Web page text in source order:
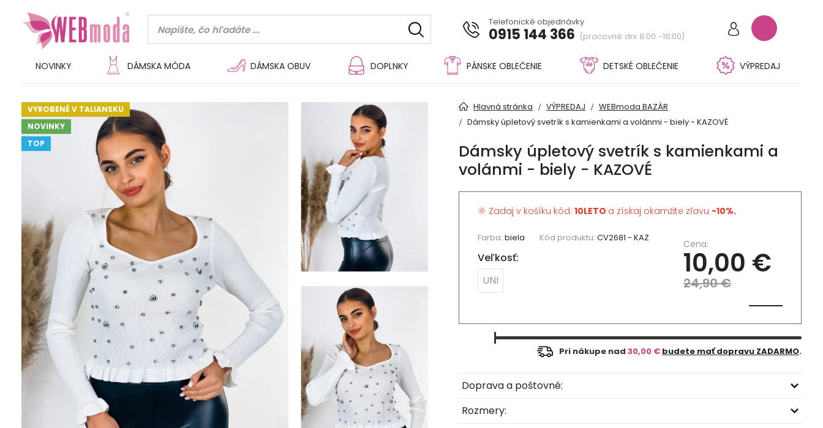
Telefonické objednávky
0915 144 366 (pracovné dni 8:00 -16:00)
NOVINKY DÁMSKA MÓDA DÁMSKA OBUV DOPLNKY PÁNSKE OBLEČENIE DETSKÉ OBLEČENIE VÝPREDAJ
VYROBENÉ V TALIANSKU
NOVINKY
TOP
Hlavná stránka VÝPREDAJ
WEBmoda BAZÁR
Dámsky úpletový svetrík s kamienkami a volánmi - biely - KAZOVÉ
Dámsky úpletový svetrík s kamienkami a
volánmi - biely - KAZOVÉ
🌞 Zadaj v košíku kód: 10LETO a získaj okamžite zľavu -10%.
Farba: biela Kód produktu: CV2681 - KAZ
Veľkosť:
UNI
Cena:
10,00 €
24,90 €
Pri nákupe nad 30,00 € budete mať dopravu ZADARMO.
Doprava a poštovné:
Rozmery: